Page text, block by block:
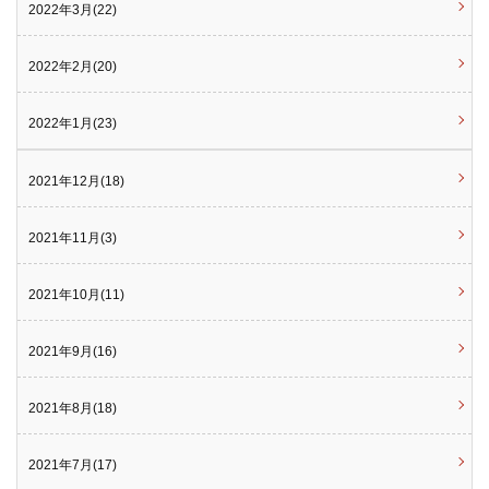
2022年3月(22)
2022年2月(20)
2022年1月(23)
2021年12月(18)
2021年11月(3)
2021年10月(11)
2021年9月(16)
2021年8月(18)
2021年7月(17)